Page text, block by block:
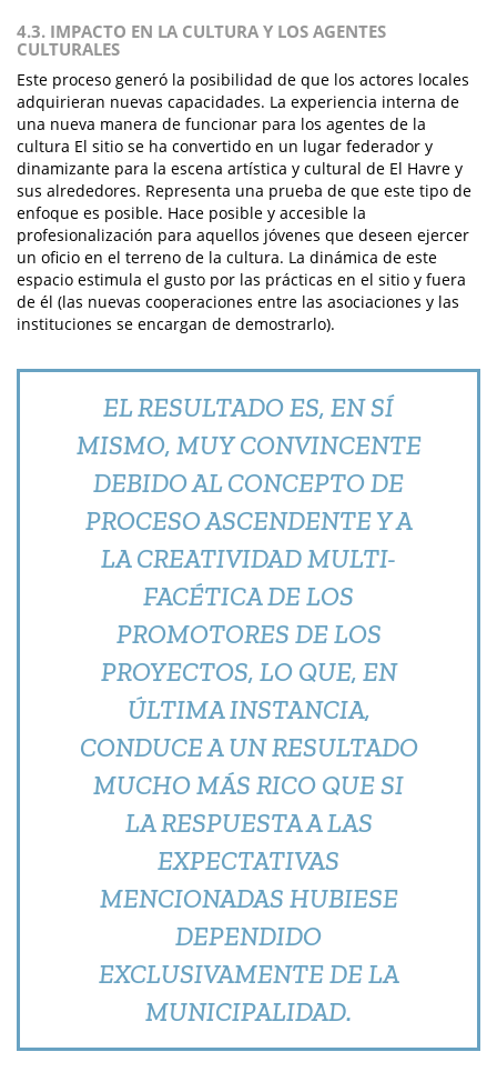
4.3. IMPACTO EN LA CULTURA Y LOS AGENTES
CULTURALES
Este proceso generó la posibilidad de que los actores locales
adquirieran nuevas capacidades. La experiencia interna de
una nueva manera de funcionar para los agentes de la
cultura El sitio se ha convertido en un lugar federador y
dinamizante para la escena artística y cultural de El Havre y
sus alrededores. Representa una prueba de que este tipo de
enfoque es posible. Hace posible y accesible la
profesionalización para aquellos jóvenes que deseen ejercer
un oficio en el terreno de la cultura. La dinámica de este
espacio estimula el gusto por las prácticas en el sitio y fuera
de él (las nuevas cooperaciones entre las asociaciones y las
instituciones se encargan de demostrarlo).
EL RESULTADO ES, EN SÍ
MISMO, MUY CONVINCENTE
DEBIDO AL CONCEPTO DE
PROCESO ASCENDENTE Y A
LA CREATIVIDAD MULTI-
FACÉTICA DE LOS
PROMOTORES DE LOS
PROYECTOS, LO QUE, EN
ÚLTIMA INSTANCIA,
CONDUCE A UN RESULTADO
MUCHO MÁS RICO QUE SI
LA RESPUESTA A LAS
EXPECTATIVAS
MENCIONADAS HUBIESE
DEPENDIDO
EXCLUSIVAMENTE DE LA
MUNICIPALIDAD.